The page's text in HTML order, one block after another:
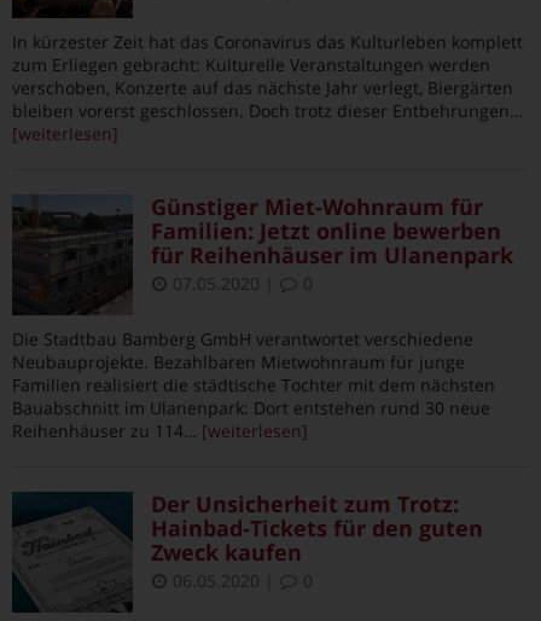
In kürzester Zeit hat das Coronavirus das Kulturleben komplett
zum Erliegen gebracht: Kulturelle Veranstaltungen werden
verschoben, Konzerte auf das nächste Jahr verlegt, Biergärten
bleiben vorerst geschlossen. Doch trotz dieser Entbehrungen…
[weiterlesen]
Günstiger Miet-Wohnraum für
Familien: Jetzt online bewerben
für Reihenhäuser im Ulanenpark
07.05.2020 0
Die Stadtbau Bamberg GmbH verantwortet verschiedene
Neubauprojekte. Bezahlbaren Mietwohnraum für junge
Familien realisiert die städtische Tochter mit dem nächsten
Bauabschnitt im Ulanenpark: Dort entstehen rund 30 neue
Reihenhäuser zu 114… [weiterlesen]
Der Unsicherheit zum Trotz:
Hainbad-Tickets für den guten
Zweck kaufen
06.05.2020 0